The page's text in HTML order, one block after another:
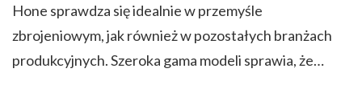
Hone sprawdza się idealnie w przemyśle
zbrojeniowym, jak również w pozostałych branżach
produkcyjnych. Szeroka gama modeli sprawia, że…